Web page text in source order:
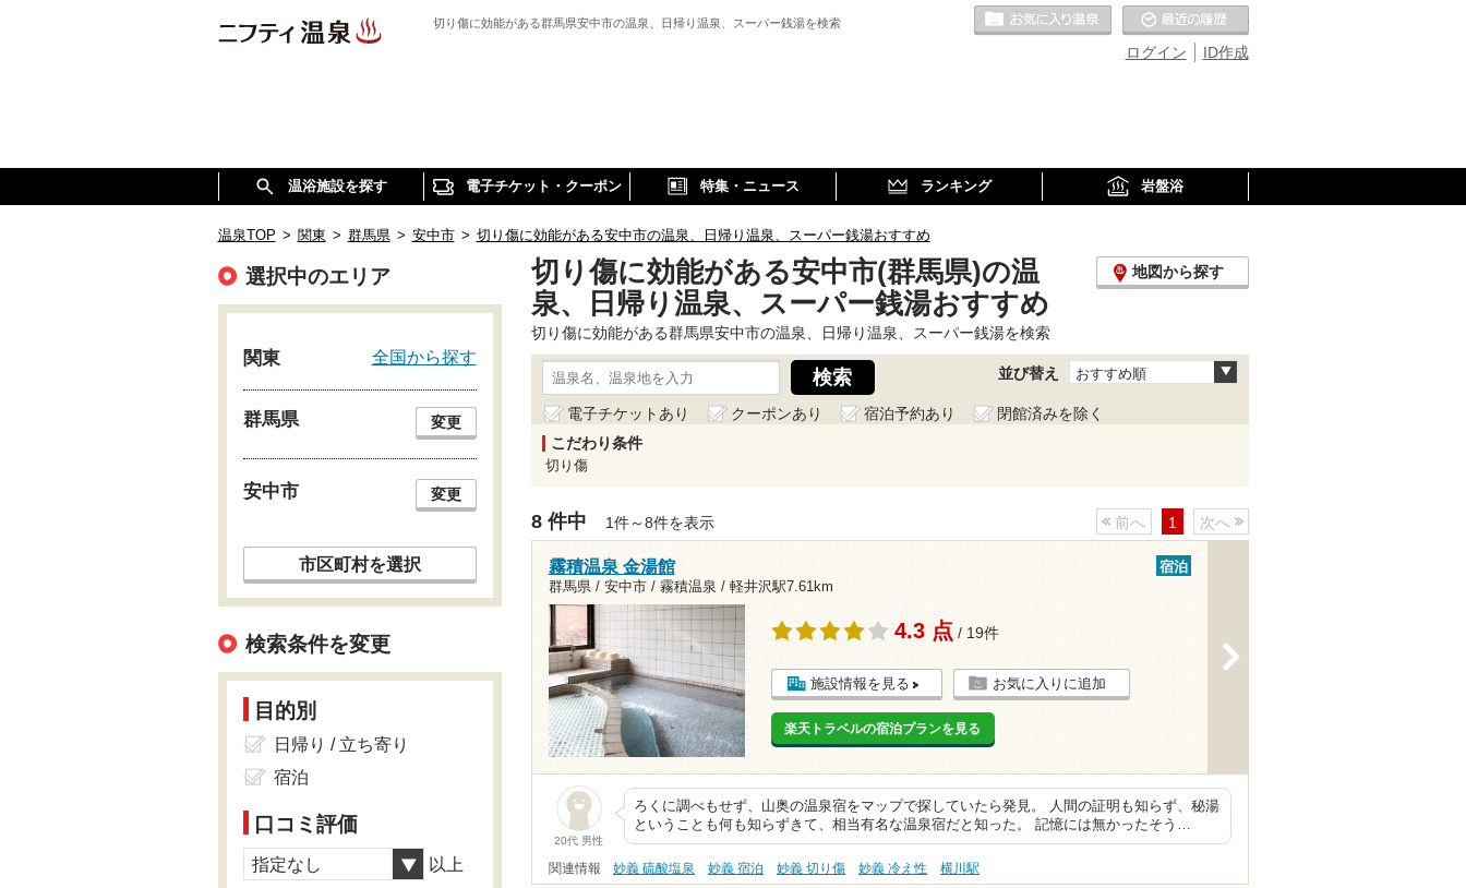
切り傷に効能がある群馬県安中市の温泉、日帰り温泉、スーパー銭湯を検索
ID作成
ログイン
お気に入りの温泉
温浴施設を探す 電子チケット・クーポン 特集・ニュース ランキング 岩盤浴
温泉TOP > 関東 > 群馬県 > 安中市 > 切り傷に効能がある安中市の温泉、日帰り温泉、スーパー銭湯おすすめ
切り傷に効能がある安中市(群馬県)の温
泉、日帰り温泉、スーパー銭湯おすすめ
地図から探す
切り傷に効能がある群馬県安中市の温泉、日帰り温泉、スーパー銭湯を検索
並び替え おすすめ順
電子チケットあり クーポンあり 宿泊予約あり
閉館済みを除く
こだわり条件
切り傷
8 件中 1件～8件を表示 前へ 1 次へ
霧積温泉 金湯館
群馬県 / 安中市 / 霧積温泉 / 軽井沢駅7.61km
宿泊
4.3 点 / 19件
施設情報を見る お気に入りに追加
楽天トラベルの宿泊プランを見る
20代 男性
ろくに調べもせず、山奥の温泉宿をマップで探していたら発見。 人間の証明も知らず、秘湯
ということも何も知らずきて、相当有名な温泉宿だと知った。 記憶には無かったそう…
関連情報 妙義 硫酸塩泉 妙義 宿泊 妙義 切り傷 妙義 冷え性 横川駅
選択中のエリア
関東 全国から探す
群馬県 変更
安中市 変更
市区町村を選択
検索条件を変更
目的別
日帰り / 立ち寄り
宿泊
口コミ評価
指定なし 以上